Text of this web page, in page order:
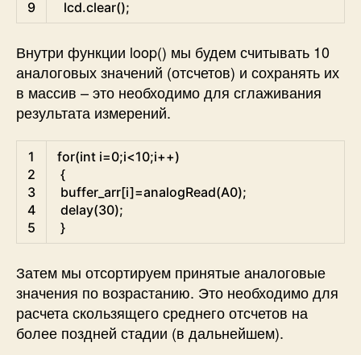
9
lcd.clear();
Внутри функции loop() мы будем считывать 10
аналоговых значений (отсчетов) и сохранять их
в массив – это необходимо для сглаживания
результата измерений.
1
2
3
4
5
for(int i=0;i<10;i++)
{
buffer_arr[i]=analogRead(A0);
delay(30);
}
Затем мы отсортируем принятые аналоговые
значения по возрастанию. Это необходимо для
расчета скользящего среднего отсчетов на
более поздней стадии (в дальнейшем).